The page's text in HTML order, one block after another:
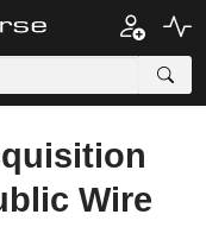
Wire